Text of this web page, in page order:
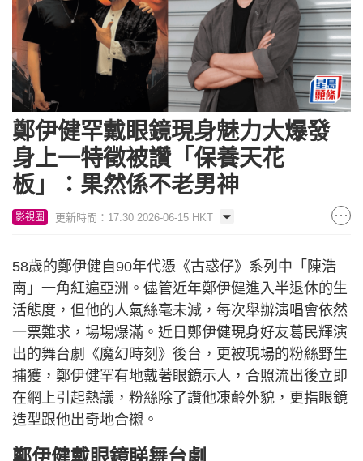
鄭伊健罕戴眼鏡現身魅力大爆發
身上一特徵被讚「保養天花
板」：果然係不老男神
影視圈 更新時間：17:30 2026-06-15 HKT
58歲的鄭伊健自90年代憑《古惑仔》系列中「陳浩
南」一角紅遍亞洲。儘管近年鄭伊健進入半退休的生
活態度，但他的人氣絲毫未減，每次舉辦演唱會依然
一票難求，場場爆滿。近日鄭伊健現身好友葛民輝演
出的舞台劇《魔幻時刻》後台，更被現場的粉絲野生
捕獲，鄭伊健罕有地戴著眼鏡示人，合照流出後立即
在網上引起熱議，粉絲除了讚他凍齡外貌，更指眼鏡
造型跟他出奇地合襯。
鄭伊健戴眼鏡睇舞台劇